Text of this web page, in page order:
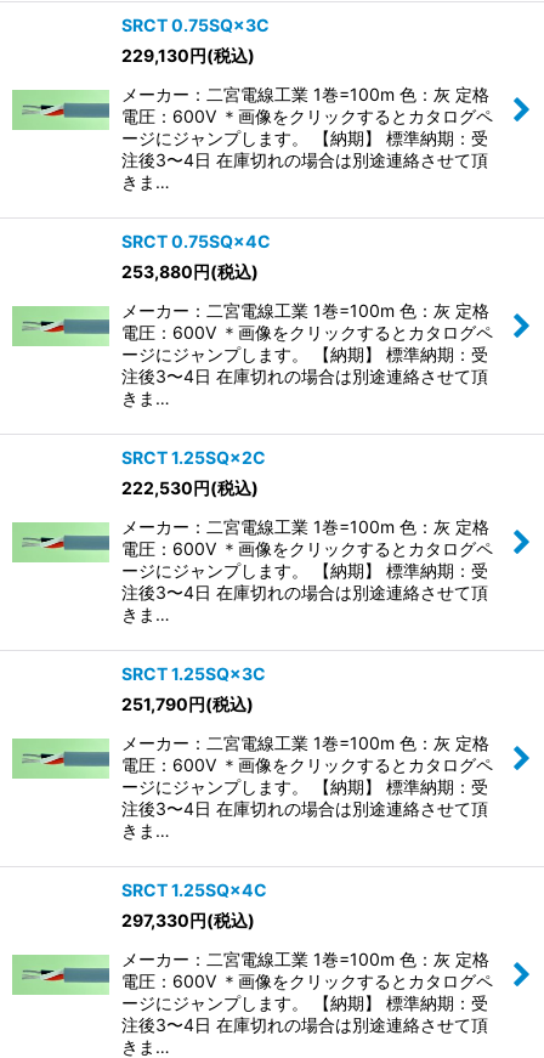
SRCT 0.75SQ×3C
229,130円(税込)
メーカー：二宮電線工業 1巻=100m 色：灰 定格
電圧：600V ＊画像をクリックするとカタログペ
ージにジャンプします。 【納期】 標準納期：受
注後3〜4日 在庫切れの場合は別途連絡させて頂
きま…
SRCT 0.75SQ×4C
253,880円(税込)
メーカー：二宮電線工業 1巻=100m 色：灰 定格
電圧：600V ＊画像をクリックするとカタログペ
ージにジャンプします。 【納期】 標準納期：受
注後3〜4日 在庫切れの場合は別途連絡させて頂
きま…
SRCT 1.25SQ×2C
222,530円(税込)
メーカー：二宮電線工業 1巻=100m 色：灰 定格
電圧：600V ＊画像をクリックするとカタログペ
ージにジャンプします。 【納期】 標準納期：受
注後3〜4日 在庫切れの場合は別途連絡させて頂
きま…
SRCT 1.25SQ×3C
251,790円(税込)
メーカー：二宮電線工業 1巻=100m 色：灰 定格
電圧：600V ＊画像をクリックするとカタログペ
ージにジャンプします。 【納期】 標準納期：受
注後3〜4日 在庫切れの場合は別途連絡させて頂
きま…
SRCT 1.25SQ×4C
297,330円(税込)
メーカー：二宮電線工業 1巻=100m 色：灰 定格
電圧：600V ＊画像をクリックするとカタログペ
ージにジャンプします。 【納期】 標準納期：受
注後3〜4日 在庫切れの場合は別途連絡させて頂
きま…